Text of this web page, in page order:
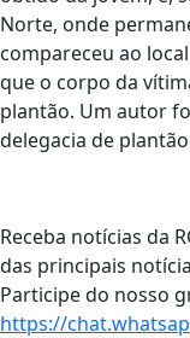
Norte, onde
compareceu ao
que o corpo da
plantão. Um autor
delegacia de
Receba notícias da
das principais
Participe do nosso
https://